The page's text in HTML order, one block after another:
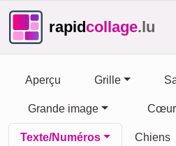
rapidcollage.lu
Aperçu Grille
Grande image Cœur
Texte/Numéros Chiens